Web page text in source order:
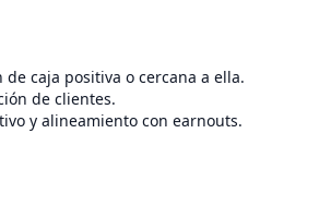
caja positiva o cercana a ella.
de clientes.
y alineamiento con earnouts.